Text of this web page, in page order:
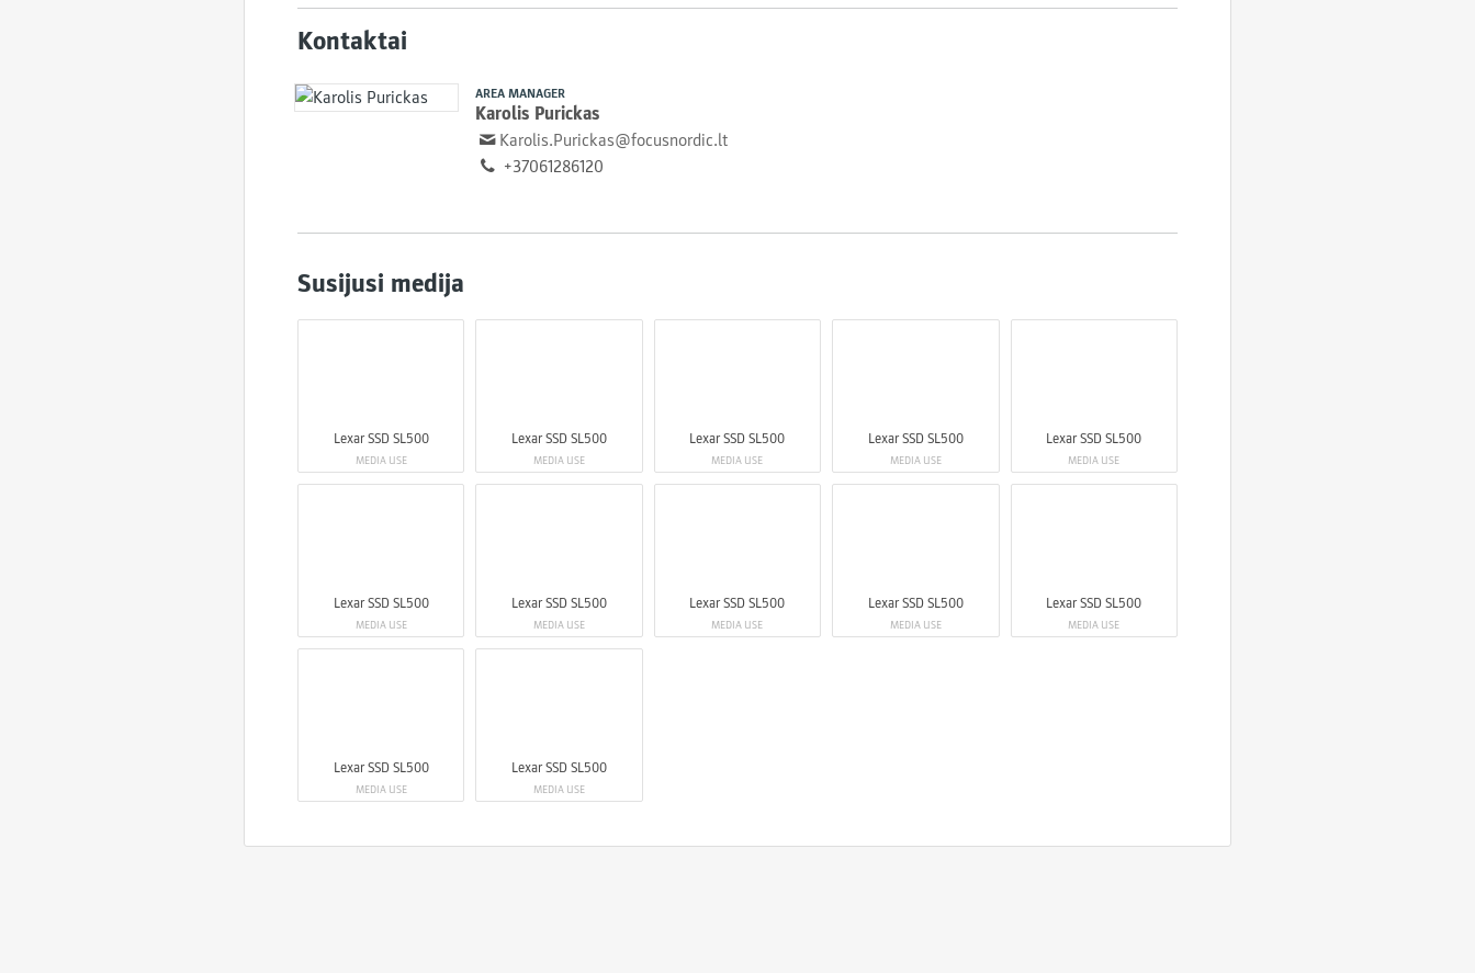
Kontaktai
AREA MANAGER
Karolis Purickas
Karolis.Purickas@focusnordic.lt
+37061286120
Susijusi medija
Lexar SSD SL500
MEDIA USE
Lexar SSD SL500
MEDIA USE
Lexar SSD SL500
MEDIA USE
Lexar SSD SL500
MEDIA USE
Lexar SSD SL500
MEDIA USE
Lexar SSD SL500
MEDIA USE
Lexar SSD SL500
MEDIA USE
Lexar SSD SL500
MEDIA USE
Lexar SSD SL500
MEDIA USE
Lexar SSD SL500
MEDIA USE
Lexar SSD SL500
MEDIA USE
Lexar SSD SL500
MEDIA USE